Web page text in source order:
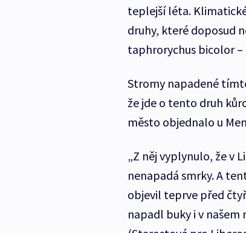
teplejší léta.
druhy, které doposud
taphrorychus bicolor –⁠
Stromy napadené
že jde o tento druh
město objednalo u
„Z něj vyplynulo, že v
nenapadá smrky. A
objevil teprve před
napadl buky i v